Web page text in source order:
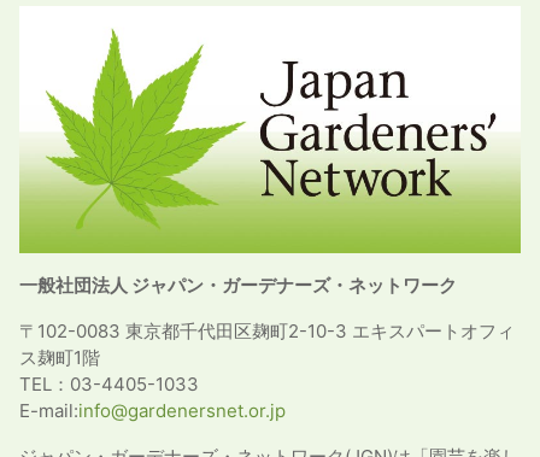
一般社団法人 ジャパン・ガーデナーズ・ネットワーク
〒102-0083 東京都千代田区麹町2-10-3 エキスパートオフィ
ス麹町1階
TEL：03-4405-1033
E-mail:info@gardenersnet.or.jp